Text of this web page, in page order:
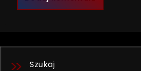
Szukaj